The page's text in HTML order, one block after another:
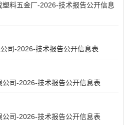
料五金厂-2026-技术报告公开信息
司-2026-技术报告公开信息表
司-2026-技术报告公开信息表
司-2026-技术报告公开信息表